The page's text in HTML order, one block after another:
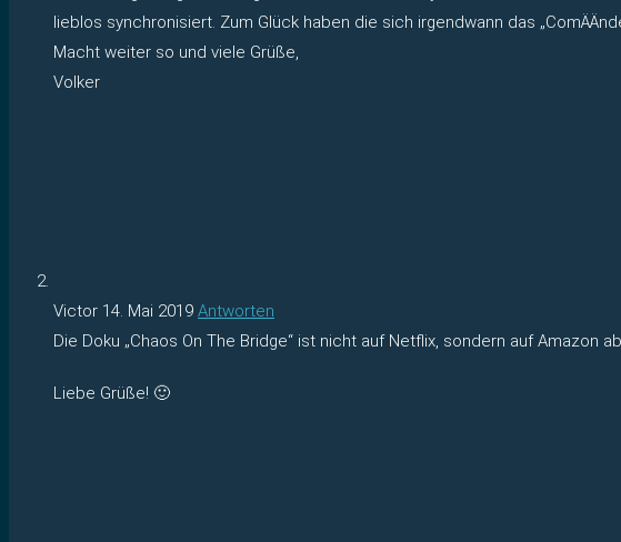
lieblos synchronisiert. Zum Glück haben die sich irgendwann das
Macht weiter so und viele Grüße,
Volker
Victor 14. Mai 2019 Antworten
Die Doku „Chaos On The Bridge“ ist nicht auf Netflix, sondern auf Amazon
Liebe Grüße! 🙂